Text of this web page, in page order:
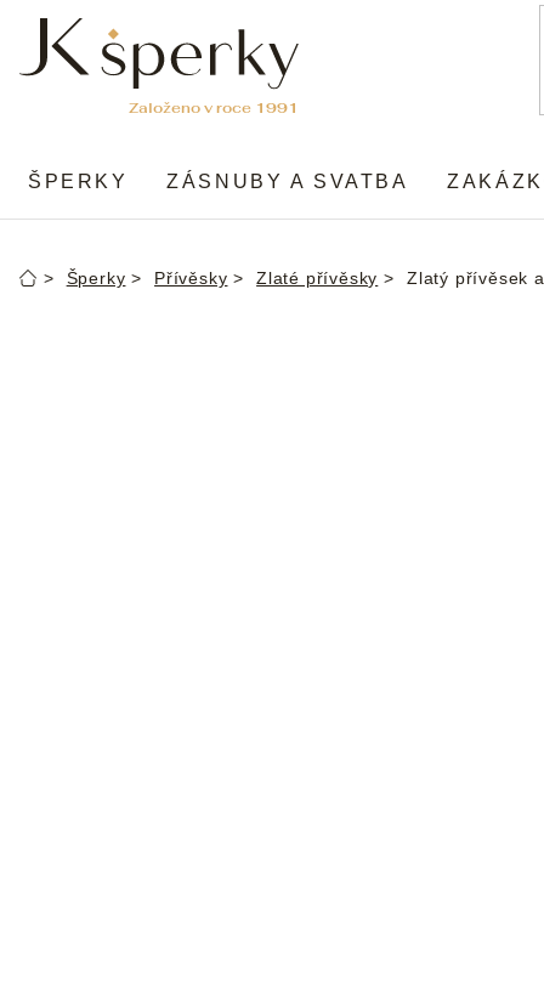
obsah
ŠPERKY ZÁSNUBY A SVATBA
DomůŠperky Přívěsky Zlaté přívěsky Zlatý přívěsek